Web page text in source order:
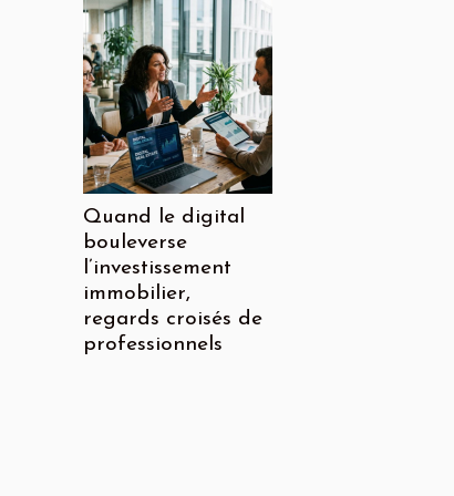
Quand le digital
bouleverse
l’investissement
immobilier,
regards croisés de
professionnels